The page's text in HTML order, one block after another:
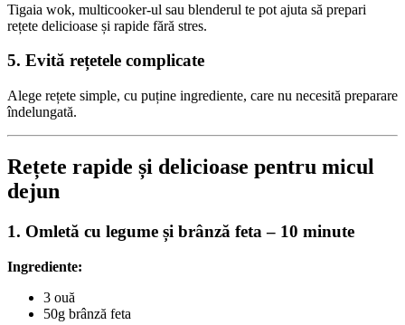
Tigaia wok, multicooker-ul sau blenderul te pot ajuta să prepari
rețete delicioase și rapide fără stres.
5. Evită rețetele complicate
Alege rețete simple, cu puține ingrediente, care nu necesită preparare
îndelungată.
Rețete rapide și delicioase pentru micul
dejun
1. Omletă cu legume și brânză feta – 10 minute
Ingrediente:
3 ouă
50g brânză feta